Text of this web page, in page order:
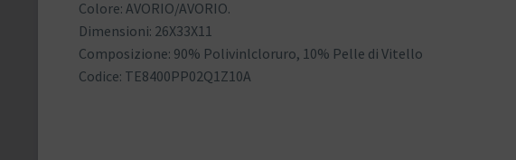
Colore: AVORIO/AVORIO.
Dimensioni: 26X33X11
Composizione: 90% Polivinlcloruro, 10% Pelle di Vitello
Codice: TE8400PP02Q1Z10A